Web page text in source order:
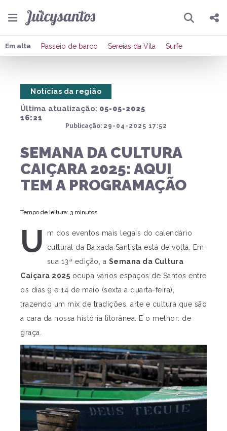
Pesquisar
Compartilhar
Em alta Passeio de barco Sereias da Vila Surfe
Última atualização: 05-05-2025
16:21
Publicação: 29-04-2025 17:52
Notícias da região
SEMANA DA CULTURA
CAIÇARA 2025: AQUI
TEM A PROGRAMAÇÃO
Tempo de leitura: 3 minutos
U
m dos eventos mais legais do calendário
cultural da Baixada Santista está de volta. Em
sua 13ª edição, a Semana da Cultura
Caiçara 2025 ocupa vários espaços de Santos entre
os dias 9 e 14 de maio (sexta a quarta-feira),
trazendo um mix de tradições, arte e cultura que são
a cara da nossa história litorânea. E o melhor: de
graça.